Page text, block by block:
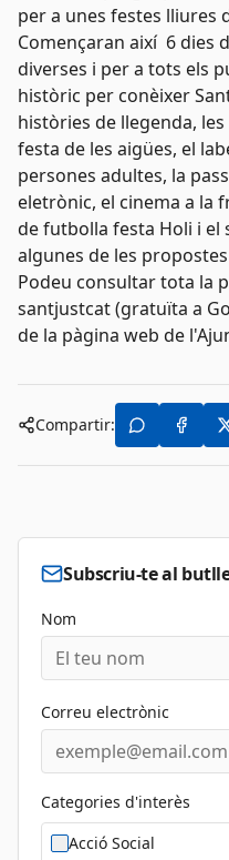
per a unes festes lliures
Començaran així 6 dies
diverses i per a tots els
històric per conèixer
històries de llegenda,
festa de les aigües, el
persones adultes, la
eletrònic, el cinema a la
de futbolla festa Holi i
algunes de les
Podeu consultar tota la
santjustcat (gratuïta a
de la pàgina web de
Compartir:
Subscriu-te al
Nom
Correu electrònic
Categories d'interès
Acció Social